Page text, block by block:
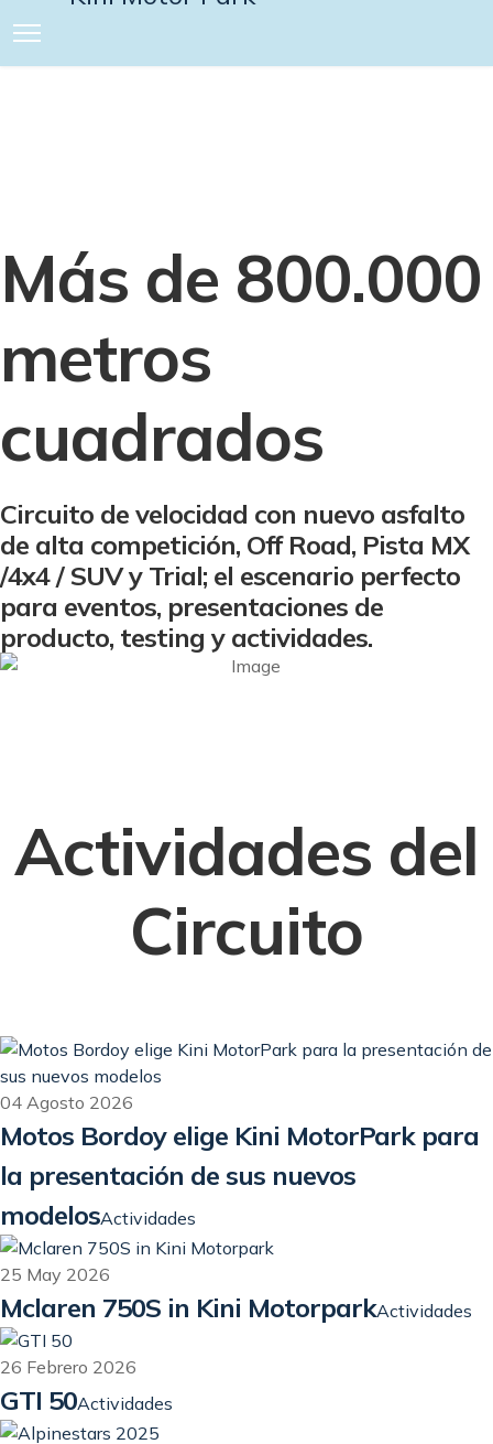
Más de 800.000
metros
cuadrados
Circuito de velocidad con nuevo asfalto
de alta competición, Off Road, Pista MX
/4x4 / SUV y Trial; el escenario perfecto
para eventos, presentaciones de
producto, testing y actividades.
Actividades del
Circuito
04 Agosto 2026
Motos Bordoy elige Kini MotorPark para
la presentación de sus nuevos
modelosActividades
25 May 2026
Mclaren 750S in Kini MotorparkActividades
26 Febrero 2026
GTI 50Actividades